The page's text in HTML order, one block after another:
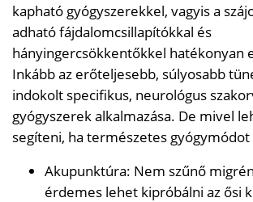
kapható gyógyszerekkel, vagyis a
adható fájdalomcsillapítókkal és
hányingercsökkentőkkel hatékonyan
Inkább az erőteljesebb, súlyosabb
indokolt specifikus, neurológus
gyógyszerek alkalmazása. De mivel
segíteni, ha természetes
Akupunktúra: Nem szűnő
érdemes lehet kipróbálni az ősi